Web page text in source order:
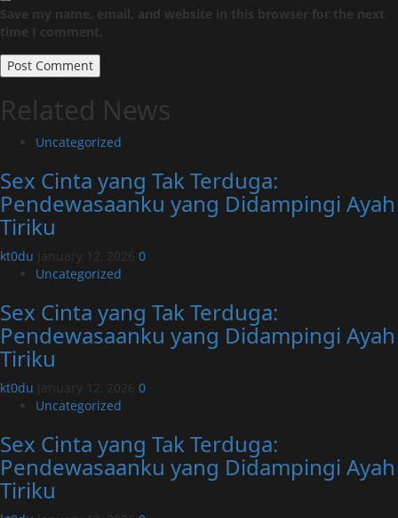
Save my name, email, and website in this browser for the next
time I comment.
Related News
Uncategorized
Sex Cinta yang Tak Terduga:
Pendewasaanku yang Didampingi Ayah
Tiriku
kt0du January 12, 2026 0
Uncategorized
Sex Cinta yang Tak Terduga:
Pendewasaanku yang Didampingi Ayah
Tiriku
kt0du January 12, 2026 0
Uncategorized
Sex Cinta yang Tak Terduga:
Pendewasaanku yang Didampingi Ayah
Tiriku